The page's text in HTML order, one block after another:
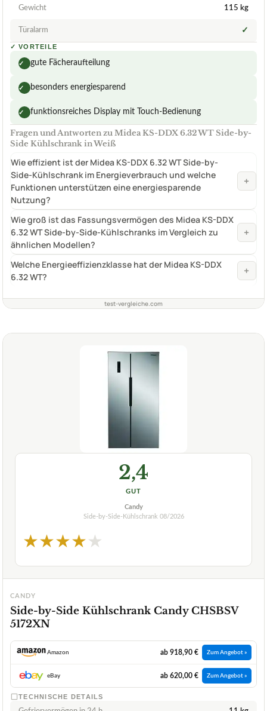
Gewicht 115 kg
Türalarm ✓
✓ VORTEILE
✓ gute Fächeraufteilung
✓ besonders energiesparend
✓ funktionsreiches Display mit Touch-Bedienung
Fragen und Antworten zu Midea KS-DDX 6.32 WT Side-by-
Side Kühlschrank in Weiß
Wie effizient ist der Midea KS-DDX 6.32 WT Side-by-
Side-Kühlschrank im Energieverbrauch und welche
Funktionen unterstützen eine energiesparende
Nutzung?
+
Wie groß ist das Fassungsvermögen des Midea KS-DDX
6.32 WT Side-by-Side-Kühlschranks im Vergleich zu
ähnlichen Modellen?
+
Welche Energieeffizienzklasse hat der Midea KS-DDX
6.32 WT?
+
test-vergleiche.com
2,4
GUT
Candy
Side-by-Side-Kühlschrank 08/2026
★★★★★
CANDY
Side-by-Side Kühlschrank Candy CHSBSV
5172XN
Amazon ab 918,90 € Zum Angebot »
eBay ab 620,00 € Zum Angebot »
TECHNISCHE DETAILS